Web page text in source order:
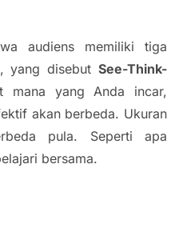
audiens memiliki tiga
yang disebut See-Think-
mana yang Anda incar,
akan berbeda. Ukuran
pula. Seperti apa
bersama.